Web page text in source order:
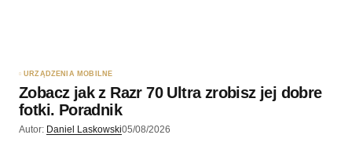
Wyślij komentarz
URZĄDZENIA MOBILNE
Zobacz jak z Razr 70 Ultra zrobisz jej dobre
fotki. Poradnik
Autor: Daniel Laskowski05/08/2026